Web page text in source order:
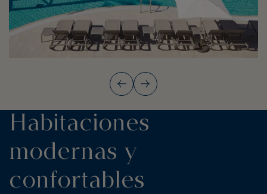
Habitaciones
modernas y
confortables